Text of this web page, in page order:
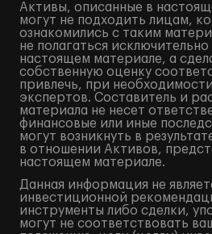
Активы, описанные в
могут не подходить лицам,
ознакомились с таким
не полагаться
настоящем материале, а
собственную оценку
привлечь, при
экспертов. Составитель и
материала не несет
финансовые или иные
могут возникнуть в
в отношении Активов,
настоящем материале.
Данная информация не
инвестиционной
инструменты либо сделки,
могут не соответствовать